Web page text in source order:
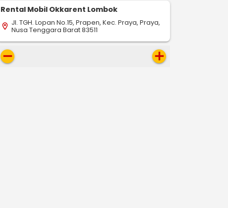
Rental Mobil Okkarent Lombok
location_on Jl. TGH. Lopan No.15, Prapen, Kec. Praya, Praya,
Nusa Tenggara Barat 83511
remove add